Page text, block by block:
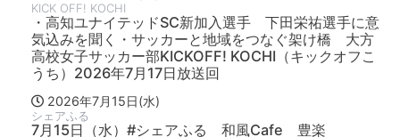
KICK OFF! KOCHI
・高知ユナイテッドSC新加入選手 下田栄祐選手に意
気込みを聞く・サッカーと地域をつなぐ架け橋 大方
高校女子サッカー部KICKOFF! KOCHI（キックオフこ
うち）2026年7月17日放送回
2026年7月15日(水)
シェアふる
7月15日（水）#シェアふる 和風Cafe 豊楽